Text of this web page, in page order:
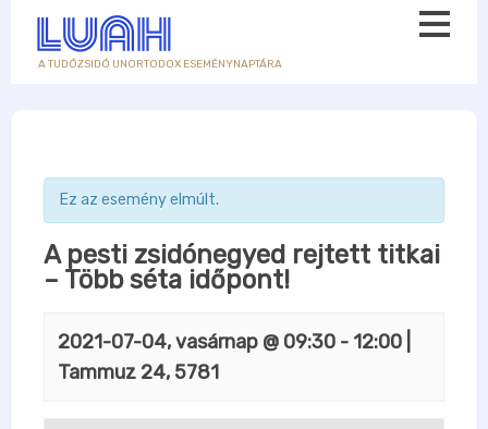
A TUDÓZSIDÓ UNORTODOX ESEMÉNYNAPTÁRA
Ez az esemény elmúlt.
A pesti zsidónegyed rejtett titkai
– Több séta időpont!
2021-07-04, vasárnap @ 09:30 - 12:00
Tammuz 24, 5781